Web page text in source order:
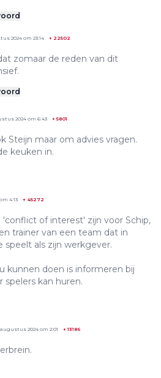
2024 om 23:14 + 22502
zomaar de reden van dit
2024 om 6:43 + 5801
Steijn maar om advies vragen.
keuken in.
4:13 + 45272
of interest' zijn voor Schip,
trainer van een team dat in
als zijn werkgever.
kunnen doen is informeren bij
spelers kan huren.
2024 om 2:01 +13186